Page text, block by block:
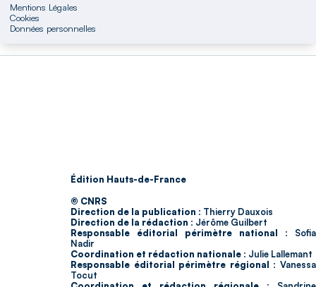
Mentions Légales
Cookies
Données personnelles
Édition Hauts-de-France
© CNRS
Direction de la publication : Thierry Dauxois
Direction de la rédaction : Jérôme Guilbert
Responsable éditorial périmètre national : Sofia
Nadir
Coordination et rédaction nationale : Julie Lallemant
Responsable éditorial périmètre régional : Vanessa
Tocut